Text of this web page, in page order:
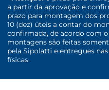
a partir da aprovação e
prazo para montagem dos
10 (dez) úteis a contar do
confirmada, de acordo com
montagens são feitas
pela Sipolatti e entregues
físicas.